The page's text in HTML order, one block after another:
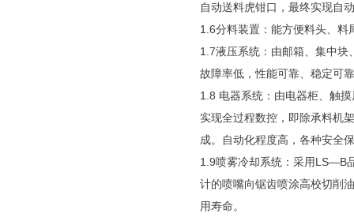
自动送料虎钳口，最终实现自
1.6分料装置：能方便料头、
1.7液压系统：由邮箱、集中
故障率低，性能可靠、稳定可
1.8 电器系统：由电器柜、触
实现全过程数控，即除承料机
成。自动化程度高，各种安全
1.9喷雾冷却系统：采用LS—B
计的喷嘴向锯齿喷涂高校切削
用寿命。